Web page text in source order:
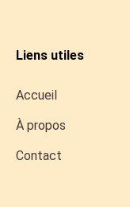
Liens utiles
Accueil
À propos
Contact